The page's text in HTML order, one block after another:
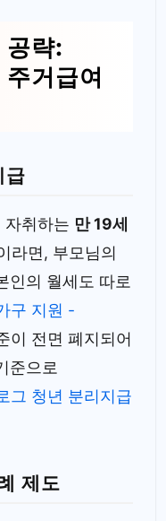
공략:
거급여
급
자취하는 만 19세
라면, 부모님의
인의 월세도 따로
구 지원 -
이 전면 폐지되어
준으로
그 청년 분리지급
제도